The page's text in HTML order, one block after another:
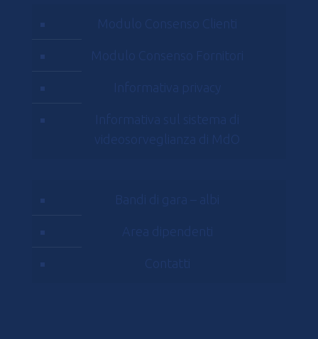
Modulo Consenso Clienti
Modulo Consenso Fornitori
Informativa privacy
Informativa sul sistema di
videosorveglianza di MdO
Bandi di gara – albi
Area dipendenti
Contatti